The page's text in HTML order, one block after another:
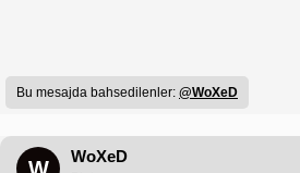
Bu mesajda bahsedilenler: @WoXeD
WoXeD